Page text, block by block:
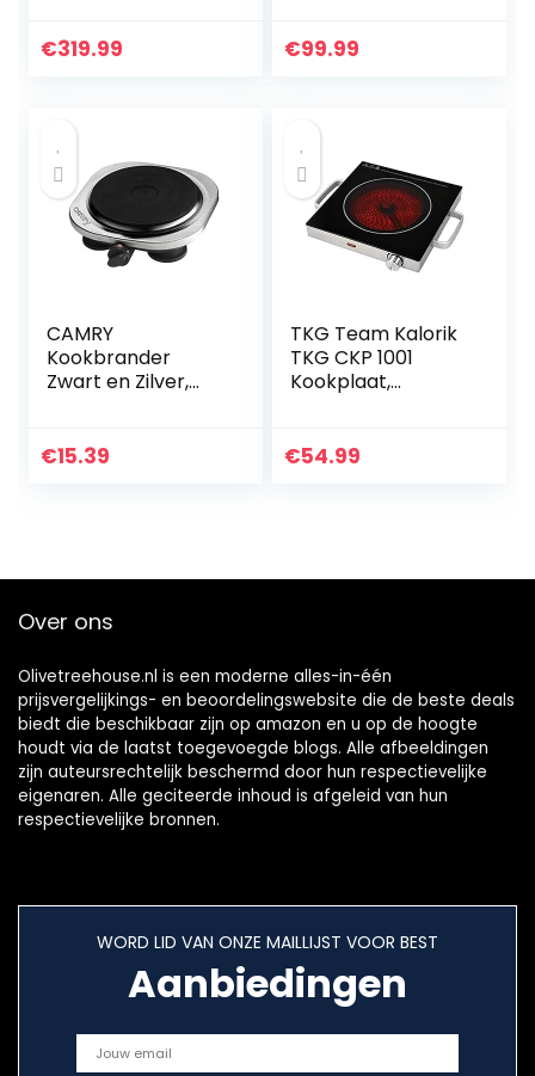
IND9020RL
€319.99
oppervlak,
€99.99
CAMRY
Kookbrander
Zwart en Zilver,
€15.39
TKG Team Kalorik
TKG CKP 1001
Kookplaat,
€54.99
Over ons
Olivetreehouse.nl is een moderne alles-in-één
prijsvergelijkings- en beoordelingswebsite die de beste deals
biedt die beschikbaar zijn op amazon en u op de hoogte
houdt via de laatst toegevoegde blogs. Alle afbeeldingen
zijn auteursrechtelijk beschermd door hun respectievelijke
eigenaren. Alle geciteerde inhoud is afgeleid van hun
respectievelijke bronnen.
WORD LID VAN ONZE MAILLIJST VOOR BEST
Aanbiedingen